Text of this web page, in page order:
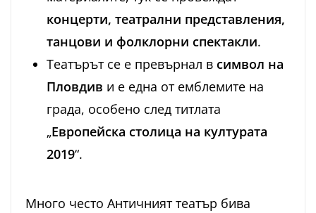
концерти, театрални представления,
танцови и фолклорни спектакли.
Театърът се е превърнал в символ на
Пловдив и е една от емблемите на
града, особено след титлата
„Европейска столица на културата
2019“.
Много често Античният театър бива